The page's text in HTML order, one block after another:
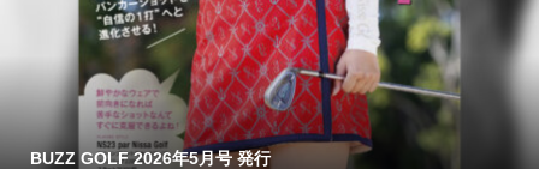
BUZZ GOLF 2026年5月号 発行